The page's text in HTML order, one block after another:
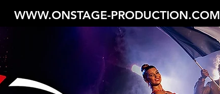
WWW.ONSTAGE-PRODUCTION.COM